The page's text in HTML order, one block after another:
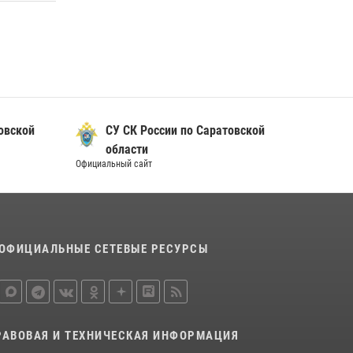
СУ СК России по Саратовской
области
Официальный сайт
СЕТЕВЫЕ РЕСУРСЫ
И ТЕХНИЧЕСКАЯ ИНФОРМАЦИЯ